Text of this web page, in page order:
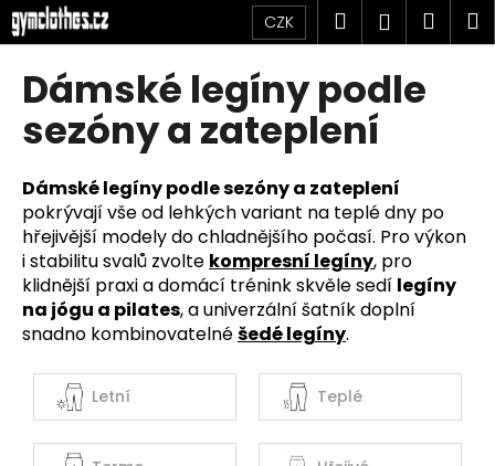
Přejít
na
obsah
CZK Hledat
Dámské legíny podle
sezóny a zateplení
Dámské legíny podle sezóny a zateplení
pokrývají vše od lehkých variant na teplé dny po
hřejivější modely do chladnějšího počasí. Pro výkon
i stabilitu svalů zvolte kompresní legíny, pro
klidnější praxi a domácí trénink skvěle sedí legíny
na jógu a pilates, a univerzální šatník doplní
snadno kombinovatelnéšedé legíny.
Letní Teplé
K
o
C
o
p
o
t
ř
e
b
u